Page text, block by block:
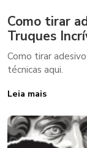
Como tirar
Truques
Como tirar
técnicas aqui.
Leia mais